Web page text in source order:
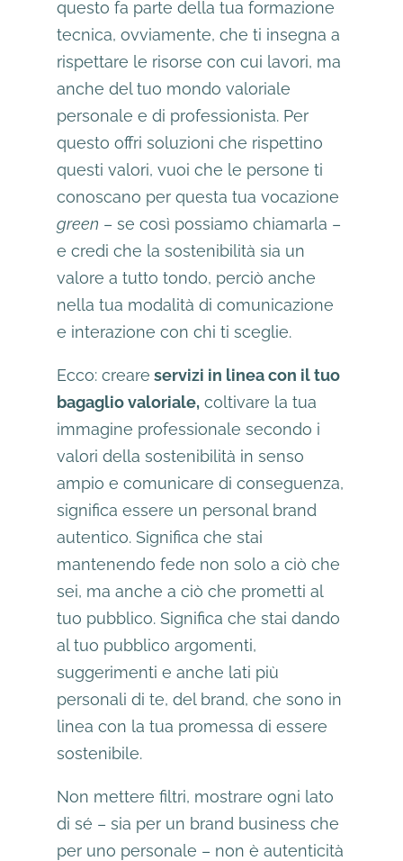
questo fa parte della tua formazione
tecnica, ovviamente, che ti insegna a
rispettare le risorse con cui lavori, ma
anche del tuo mondo valoriale
personale e di professionista. Per
questo offri soluzioni che rispettino
questi valori, vuoi che le persone ti
conoscano per questa tua vocazione
green – se così possiamo chiamarla –
e credi che la sostenibilità sia un
valore a tutto tondo, perciò anche
nella tua modalità di comunicazione
e interazione con chi ti sceglie.
Ecco: creare servizi in linea con il tuo
bagaglio valoriale,coltivare la tua
immagine professionale secondo i
valori della sostenibilità in senso
ampio e comunicare di conseguenza,
significa essere un personal brand
autentico. Significa che stai
mantenendo fede non solo a ciò che
sei, ma anche a ciò che prometti al
tuo pubblico. Significa che stai dando
al tuo pubblico argomenti,
suggerimenti e anche lati più
personali di te, del brand, che sono in
linea con la tua promessa di essere
sostenibile.
Non mettere filtri, mostrare ogni lato
di sé – sia per un brand business che
per uno personale – non è autenticità